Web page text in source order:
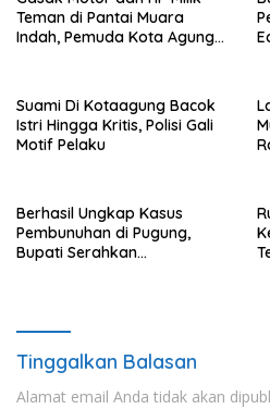
Teman di Pantai Muara
Indah, Pemuda Kota Agung
Suami Di Kotaagung Bacok
Istri Hingga Kritis, Polisi Gali
Motif Pelaku
Berhasil Ungkap Kasus
Pembunuhan di Pugung,
Bupati Serahkan
Tinggalkan Balasan
Alamat email Anda tidak akan